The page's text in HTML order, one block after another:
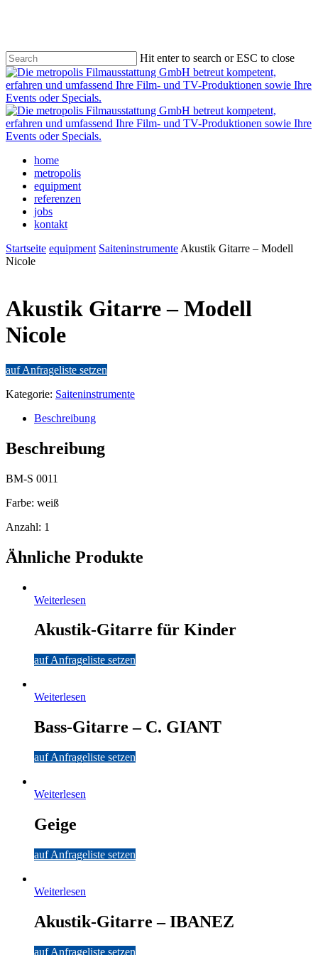
content
Hit enter to search or ESC to close
Close
Search
Menu
home
metropolis
equipment
referenzen
jobs
kontakt
Startseite equipment Saiteninstrumente Akustik Gitarre – Modell
Nicole
Akustik Gitarre – Modell
Nicole
auf Anfrageliste setzen
Kategorie: Saiteninstrumente
Beschreibung
Beschreibung
BM-S 0011
Farbe: weiß
Anzahl: 1
Ähnliche Produkte
Weiterlesen
Akustik-Gitarre für Kinder
auf Anfrageliste setzen
Weiterlesen
Bass-Gitarre – C. GIANT
auf Anfrageliste setzen
Weiterlesen
Geige
auf Anfrageliste setzen
Weiterlesen
Akustik-Gitarre – IBANEZ
auf Anfrageliste setzen